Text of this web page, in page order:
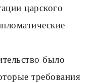
царского
было
требования